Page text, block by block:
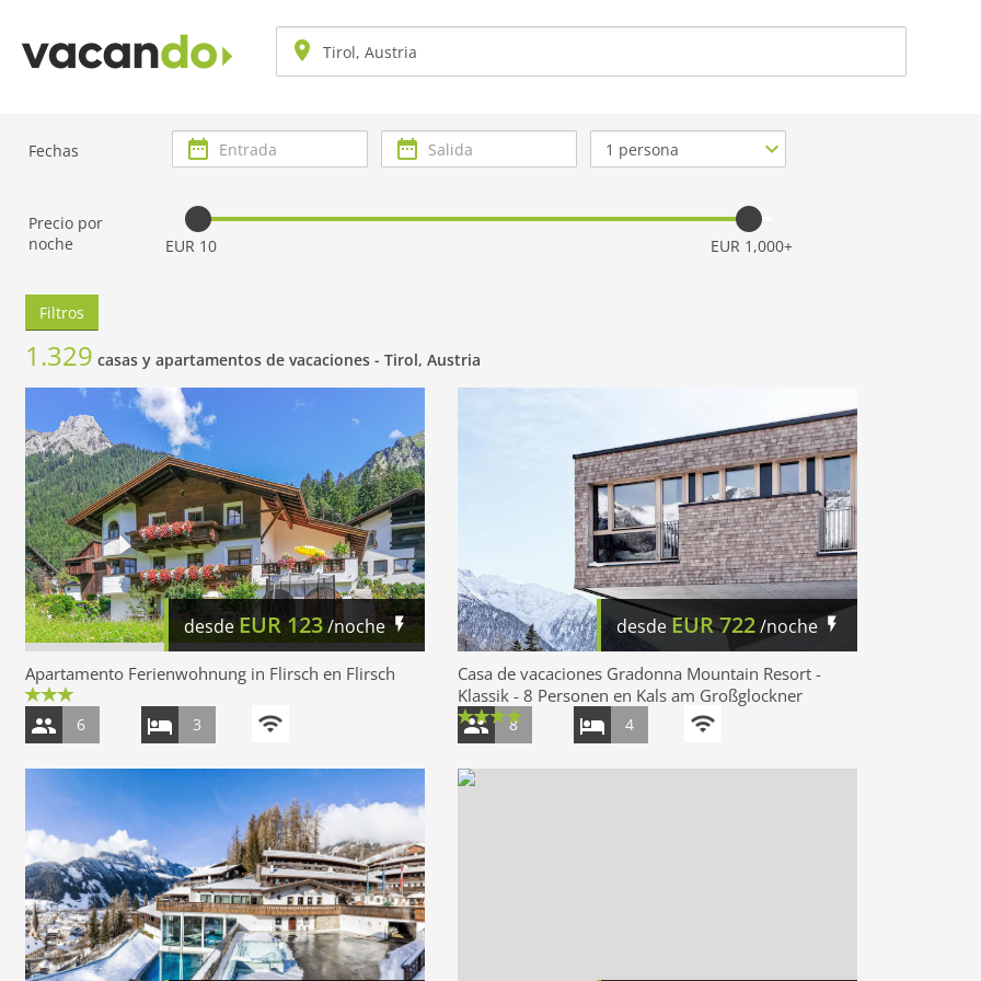
Fechas
Entrada Salida
de
Precio por
noche
EUR 10 EUR 1,000+
Filtros
1.329 casas y apartamentos de vacaciones - Tirol, Austria
desdeEUR123/noche
Apartamento Ferienwohnung in Flirsch en Flirsch
6 3
desdeEUR722/noche
Casa de vacaciones Gradonna Mountain Resort -
Klassik - 8 Personen en Kals am Großglockner
8 4